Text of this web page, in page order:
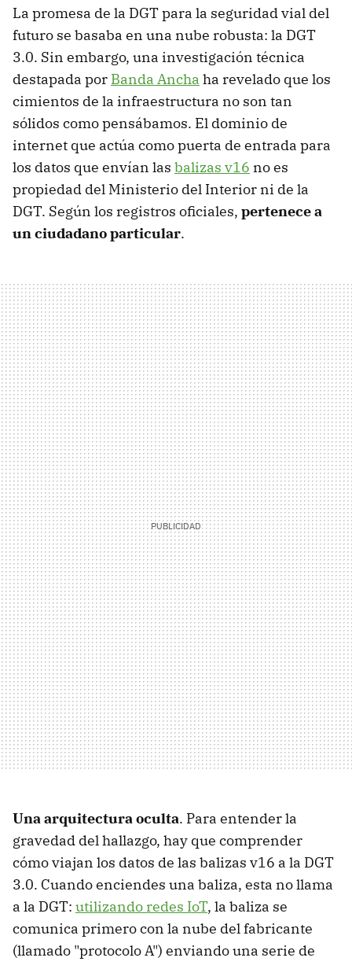
La promesa de la DGT para la seguridad vial del
futuro se basaba en una nube robusta: la DGT
3.0. Sin embargo, una investigación técnica
destapada por Banda Ancha ha revelado que los
cimientos de la infraestructura no son tan
sólidos como pensábamos. El dominio de
internet que actúa como puerta de entrada para
los datos que envían las balizas v16 no es
propiedad del Ministerio del Interior ni de la
DGT. Según los registros oficiales, pertenece a
un ciudadano particular.
Una arquitectura oculta. Para entender la
gravedad del hallazgo, hay que comprender
cómo viajan los datos de las balizas v16 a la DGT
3.0. Cuando enciendes una baliza, esta no llama
a la DGT: utilizando redes IoT, la baliza se
comunica primero con la nube del fabricante
(llamado "protocolo A") enviando una serie de